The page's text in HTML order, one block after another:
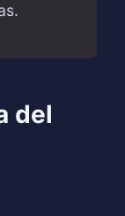
del